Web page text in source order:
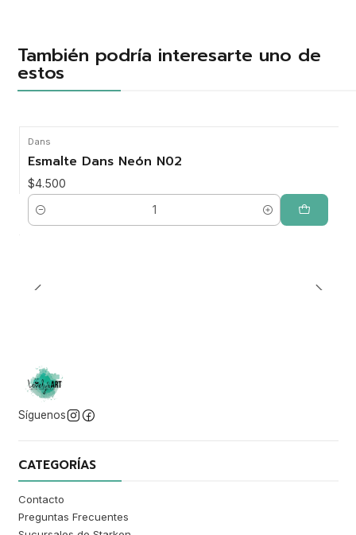
También podría interesarte uno de
estos
Dans
Esmalte Dans Neón N02
$4.500
Cantidad
Síguenos
CATEGORÍAS
Contacto
Preguntas Frecuentes